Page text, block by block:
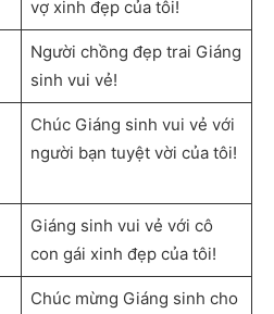
vợ xinh đẹp của tôi!
Người chồng đẹp trai Giáng
sinh vui vẻ!
Chúc Giáng sinh vui vẻ với
người bạn tuyệt vời của tôi!
Giáng sinh vui vẻ với cô
con gái xinh đẹp của tôi!
Chúc mừng Giáng sinh cho